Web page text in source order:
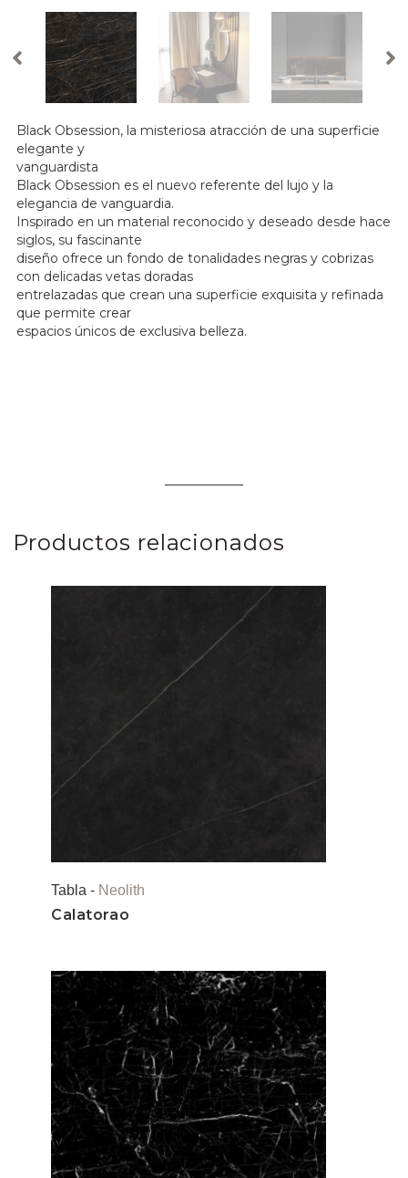
Black Obsession, la misteriosa atracción de una superficie
elegante y
vanguardista
Black Obsession es el nuevo referente del lujo y la
elegancia de vanguardia.
Inspirado en un material reconocido y deseado desde hace
siglos, su fascinante
diseño ofrece un fondo de tonalidades negras y cobrizas
con delicadas vetas doradas
entrelazadas que crean una superficie exquisita y refinada
que permite crear
espacios únicos de exclusiva belleza.
Productos relacionados
Tabla - Neolith
Calatorao